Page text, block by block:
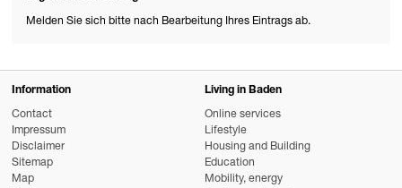
Melden Sie sich bitte nach Bearbeitung Ihres Eintrags ab.
Information
Contact
Impressum
Disclaimer
Sitemap
Map
Living in Baden
Online services
Lifestyle
Housing and Building
Education
Mobility, energy